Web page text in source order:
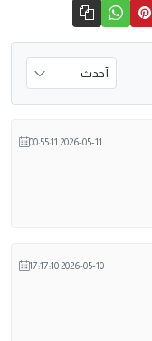
2026-05-11 00:55:11
2026-05-10 17:17:10